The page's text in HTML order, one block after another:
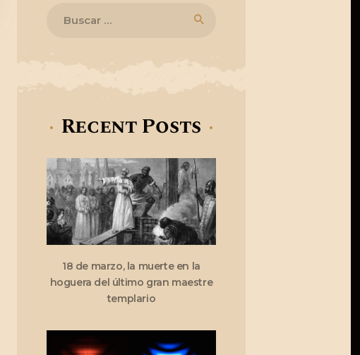
Recent Posts
18 de marzo, la muerte en la
hoguera del último gran maestre
templario